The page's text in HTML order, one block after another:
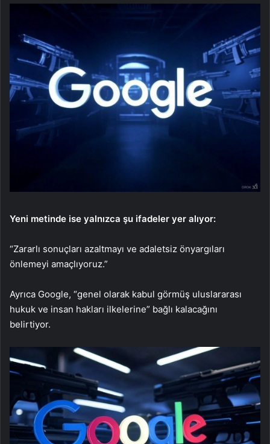
Yeni metinde ise yalnızca şu ifadeler yer alıyor:
“Zararlı sonuçları azaltmayı ve adaletsiz önyargıları
önlemeyi amaçlıyoruz.”
Ayrıca Google, “genel olarak kabul görmüş uluslararası
hukuk ve insan hakları ilkelerine” bağlı kalacağını
belirtiyor.